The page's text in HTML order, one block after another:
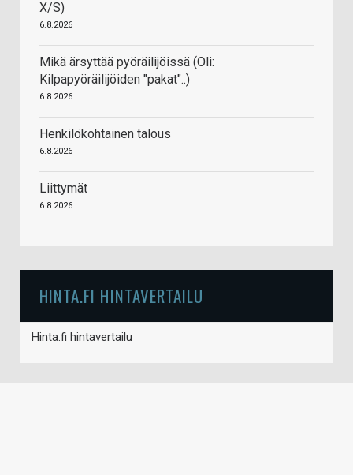
X/S)
6.8.2026
Mikä ärsyttää pyöräilijöissä (Oli:
Kilpapyöräilijöiden "pakat"..)
6.8.2026
Henkilökohtainen talous
6.8.2026
Liittymät
6.8.2026
HINTA.FI HINTAVERTAILU
Hinta.fi hintavertailu